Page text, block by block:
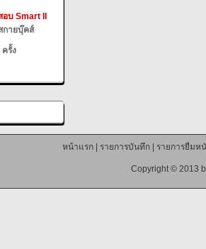
บ Smart II
กายบุ๊คส์
ครั้ง
หน้าแรก| รายการบันทึก| รายการยืมห
Copyright © 2013